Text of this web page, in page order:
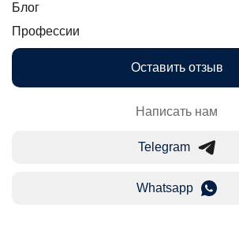
Блог
Профессии
Оставить отзыв
Написать нам
Telegram
Whatsapp